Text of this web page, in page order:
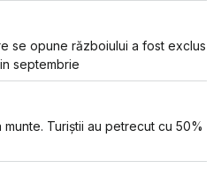
se opune războiului a fost exclus
septembrie
munte. Turiștii au petrecut cu 50%